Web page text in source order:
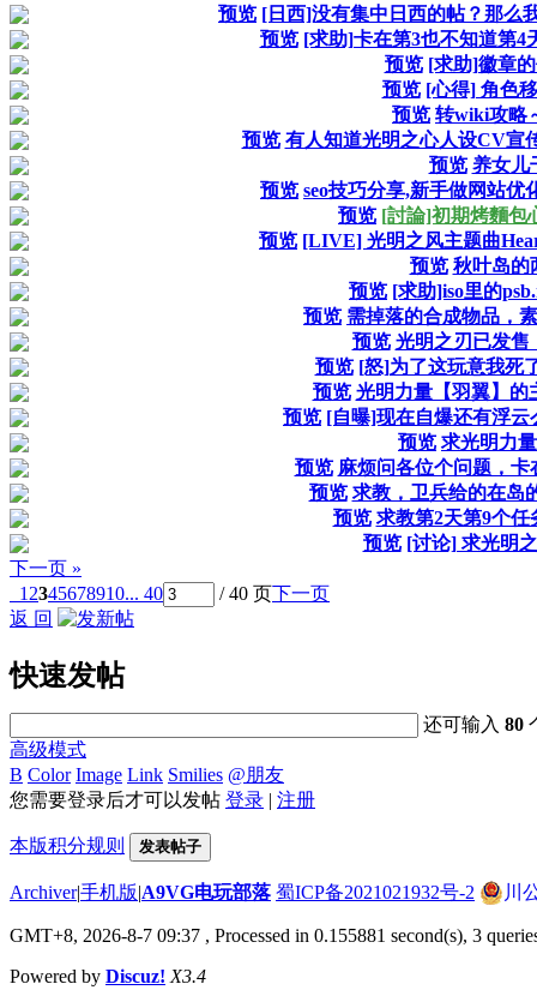
预览 [日西]没有集中日西的帖？那么
预览 [求助]卡在第3也不知道第4
预览 [求助]徽章
预览 [心得] 角色
预览 转wiki攻略
预览 有人知道光明之心人设CV宣
预览 养女儿
预览 seo技巧分享,新手做网站优
预览 [討論]初期烤麵包
预览 [LIVE] 光明之风主题曲
预览 秋叶岛的
预览 [求助]iso里的
预览 需掉落的合成物品，
预览 光明之刃已发售
预览 [怒]为了这玩意我死
预览 光明力量【羽翼】的
预览 [自曝]现在自爆还有浮云
预览 求光明力
预览 麻烦问各位个问题，
预览 求教，卫兵给的在岛
预览 求教第2天第9个
预览 [讨论] 求光明
下一页 »
1 2345678910... 40 / 40 页下一页
返 回
快速发帖
还可输入80
高级模式
B Color Image Link Smilies @朋友
您需要登录后才可以发帖 登录 | 注册
本版积分规则 发表帖子
Archiver|手机版|A9VG电玩部落 蜀ICP备2021021932号-2 川
GMT+8, 2026-8-7 09:37 , Processed in 0.155881 second(s), 3
Powered by Discuz! X3.4